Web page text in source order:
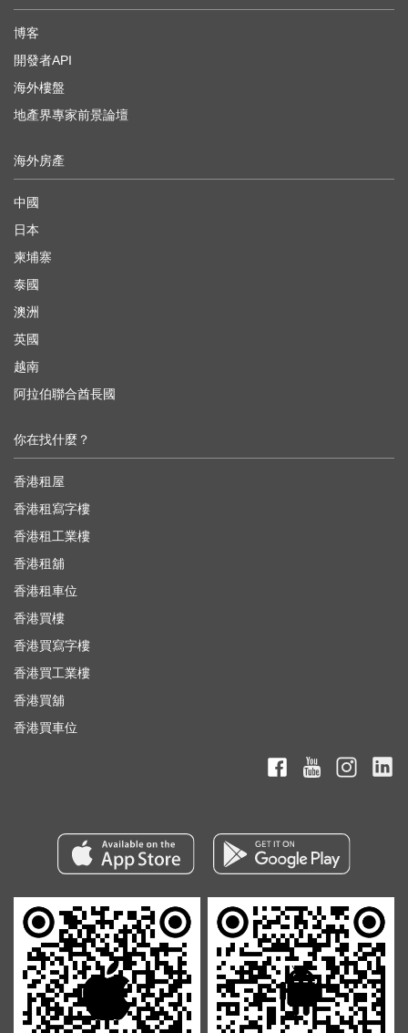
博客
開發者API
海外樓盤
地產界專家前景論壇
海外房產
中國
日本
柬埔寨
泰國
澳洲
英國
越南
阿拉伯聯合酋長國
你在找什麼？
香港租屋
香港租寫字樓
香港租工業樓
香港租舖
香港租車位
香港買樓
香港買寫字樓
香港買工業樓
香港買舖
香港買車位